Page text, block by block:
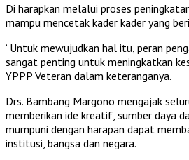
Di harapkan melalui proses
mampu mencetak kader kader yang
‘ Untuk mewujudkan hal itu, peran
sangat penting untuk meningkatkan
YPPP Veteran dalam keteranganya.
Drs. Bambang Margono mengajak
memberikan ide kreatif, sumber daya
mumpuni dengan harapan dapat
institusi, bangsa dan negara.